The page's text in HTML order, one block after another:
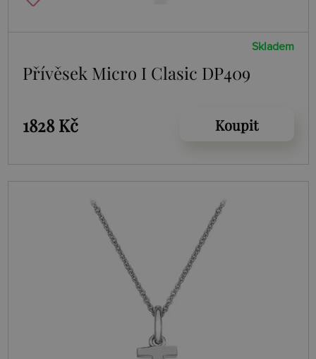
Skladem
Přívěsek Micro I Clasic DP409
1828 Kč Koupit